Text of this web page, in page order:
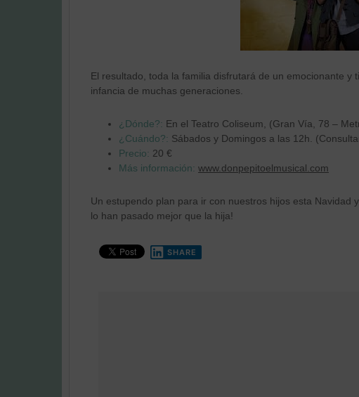
El resultado, toda la familia disfrutará de un emocionante
infancia de muchas generaciones.
¿Dónde?: En el Teatro Coliseum, (Gran Vía, 78 –
¿Cuándo?: Sábados y Domingos a las 12h.
Precio: 20 €
Más información: www.donpepitoelmusical.com
Un estupendo plan para ir con nuestros hijos esta Navidad
lo han pasado mejor que la hija!
SHARE